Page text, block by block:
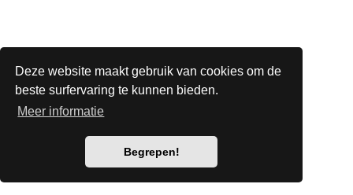
Deze website maakt gebruik van cookies om de
beste surfervaring te kunnen bieden.
Meer informatie
Begrepen!